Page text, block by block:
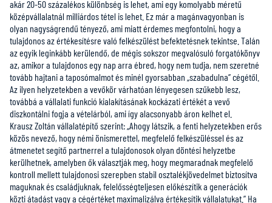
akár 20-50 százalékos különbség is lehet, ami egy komolyabb méretű
középvállalatnál milliárdos tétel is lehet. Ez már a magánvagyonban is
olyan nagyságrendű tényező, ami miatt érdemes megfontolni, hogy a
tulajdonos az értékesítésre való felkészülést befektetésnek tekintse. Talán
az egyik leginkább kerülendő, de mégis sokszor megvalósuló forgatókönyv
az, amikor a tulajdonos egy nap arra ébred, hogy nem tudja, nem szeretné
tovább hajtani a taposómalmot és minél gyorsabban „szabadulna” cégétől.
Az ilyen helyzetekben a vevőkör várhatóan lényegesen szűkebb lesz,
továbbá a vállalati funkció kialakításának kockázati értékét a vevő
diszkontálni fogja a vételárból, ami így alacsonyabb áron kelhet el.
Krausz Zoltán vállalatépítő szerint: „Ahogy látszik, a fenti helyzetekben erős
közös nevező, hogy némi önismerettel, megfelelő felkészüléssel és az
átmenetet segítő partnerrel a tulajdonosok olyan döntési helyzetbe
kerülhetnek, amelyben ők választják meg, hogy megmaradnak megfelelő
kontroll mellett tulajdonosi szerepben stabil osztalékjövedelmet biztosítva
maguknak és családjuknak, felelősségteljesen előkészítik a generációk
közti átadást vagy a cégértéket maximalizálva értékesítik vállalatukat.” Ha